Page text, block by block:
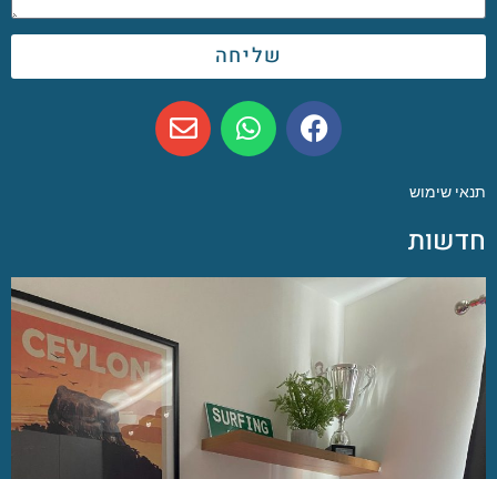
שליחה
תנאי שימוש
חדשות